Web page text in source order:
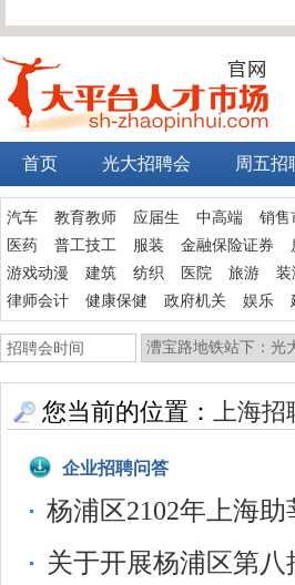
首页 光大招聘会 周五招
汽车 教育教师 应届生 中高端 销售
医药
普工技工 服装 金融保险证券
游戏动漫
建筑 纺织 医院 旅游 装
律师会计
健康保健 政府机关 娱乐
您当前的位置： 上海招
企业招聘问答
杨浦区2102年上海
关于开展杨浦区第